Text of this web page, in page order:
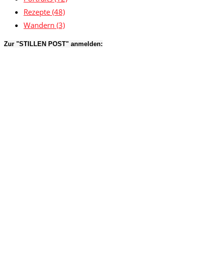
Rezepte (48)
Wandern (3)
Zur "STILLEN POST" anmelden: